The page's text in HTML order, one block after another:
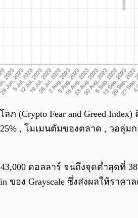
(Crypto Fear and Greed
, โมเมนตัมของตลาด , วอลุ่มก
ดอลลาร์ จนถึงจุดต่ำสุดที่
อง Grayscale ซึ่งส่งผลให้รา